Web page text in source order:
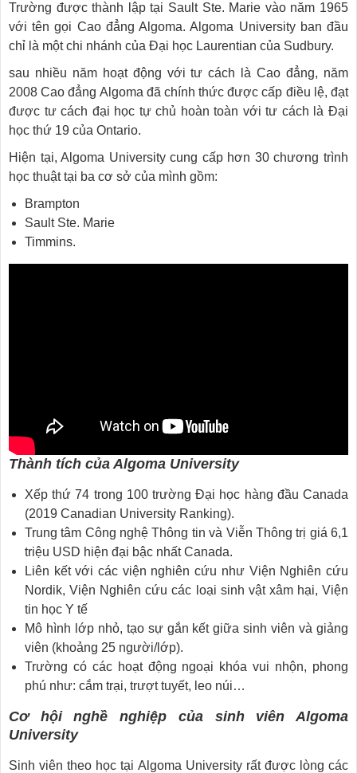
Trường được thành lập tại Sault Ste. Marie vào năm 1965
với tên gọi Cao đẳng Algoma. Algoma University ban đầu
chỉ là một chi nhánh của Đại học Laurentian của Sudbury.
sau nhiều năm hoạt động với tư cách là Cao đẳng, năm
2008 Cao đẳng Algoma đã chính thức được cấp điều lệ, đạt
được tư cách đại học tự chủ hoàn toàn với tư cách là Đại
học thứ 19 của Ontario.
Hiện tại, Algoma University cung cấp hơn 30 chương trình
học thuật tại ba cơ sở của mình gồm:
Brampton
Sault Ste. Marie
Timmins.
Thành tích của Algoma University
Xếp thứ 74 trong 100 trường Đại học hàng đầu Canada
(2019 Canadian University Ranking).
Trung tâm Công nghệ Thông tin và Viễn Thông trị giá 6,1
triệu USD hiện đại bậc nhất Canada.
Liên kết với các viện nghiên cứu như Viện Nghiên cứu
Nordik, Viện Nghiên cứu các loại sinh vật xâm hại, Viện
tin học Y tế
Mô hình lớp nhỏ, tạo sự gắn kết giữa sinh viên và giảng
viên (khoảng 25 người/lớp).
Trường có các hoạt động ngoại khóa vui nhộn, phong
phú như: cắm trại, trượt tuyết, leo núi…
Cơ hội nghề nghiệp của sinh viên Algoma
University
Sinh viên theo học tại Algoma University rất được lòng các